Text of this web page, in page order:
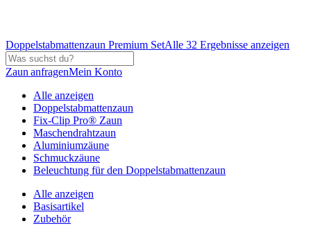
Doppelstabmattenzaun Premium SetAlle 32 Ergebnisse anzeigen
Zaun anfragenMein Konto
Alle anzeigen
Doppelstabmattenzaun
Fix-Clip Pro® Zaun
Maschendrahtzaun
Aluminiumzäune
Schmuckzäune
Beleuchtung für den Doppelstabmattenzaun
Alle anzeigen
Basisartikel
Zubehör